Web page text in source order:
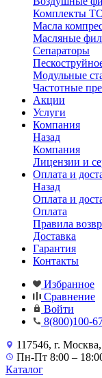
Комплекты
Масла
Масляные
Сепараторы
Модульные
Частотные
Акции
Услуги
Компания
Назад
Компания
Лицензии и
Оплата и
Назад
Оплата и
Оплата
Правила
Доставка
Гарантия
Контакты
Избранное
Сравнение
Войти
8(800)100-
117546, г.
Пн-Пт 8:00 –
Каталог